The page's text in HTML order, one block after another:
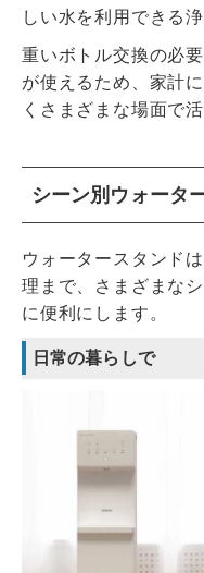
しい水を利用できる
重いボトル交換の必
が使えるため、家計
くさまざまな場面で
シーン別ウォータ
ウォータースタンド
理まで、さまざまな
に便利にします。
日常の暮らしで